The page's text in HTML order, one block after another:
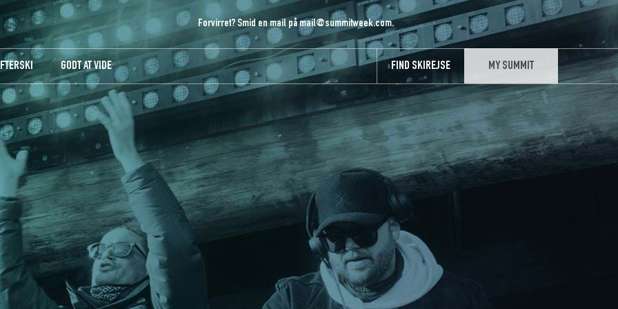
Forvirret? Smid en mail påmail@summitweek.com.
GODT AT VIDE FIND SKIREJSE MY SUMMIT
MY SUMMIT